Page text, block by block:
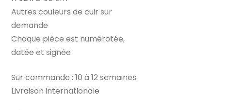
Autres couleurs de cuir sur
demande
Chaque pièce est numérotée,
datée et signée
Sur commande : 10 à 12 semaines
Livraison internationale